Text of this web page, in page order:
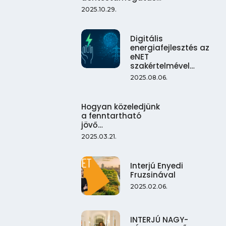
2025.10.29.
Digitális
energiafejlesztés az
eNET
szakértelmével…
2025.08.06.
Hogyan közeledjünk
a fenntartható
jövő…
2025.03.21.
Interjú Enyedi
Fruzsinával
2025.02.06.
INTERJÚ NAGY-